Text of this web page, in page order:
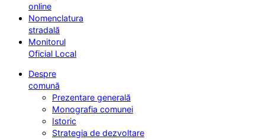
online
Nomenclatura
stradală
Monitorul
Oficial Local
Despre
comună
Prezentare generală
Monografia comunei
Istoric
Strategia de dezvoltare